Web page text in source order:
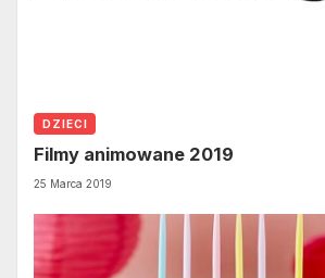
DZIECI
Filmy animowane 2019
25 Marca 2019